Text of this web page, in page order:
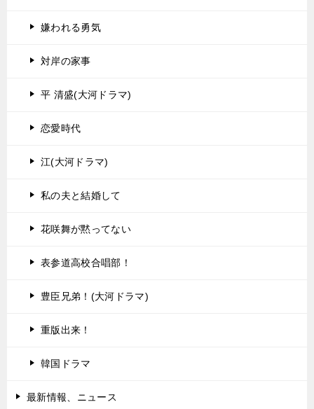
嫌われる勇気
対岸の家事
平 清盛(大河ドラマ)
恋愛時代
江(大河ドラマ)
私の夫と結婚して
花咲舞が黙ってない
表参道高校合唱部！
豊臣兄弟！(大河ドラマ)
重版出来！
韓国ドラマ
最新情報、ニュース